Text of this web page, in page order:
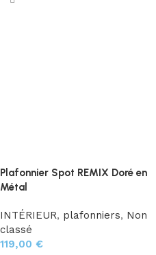
Plafonnier Spot REMIX Doré en
Métal
INTÉRIEUR, plafonniers, Non
classé
119,00 €